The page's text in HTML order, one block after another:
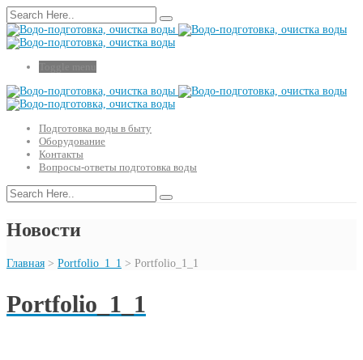
Подготовка воды в быту
Оборудование
Контакты
Вопросы-ответы подготовка воды
Новости
Главная > Portfolio_1_1 > Portfolio_1_1
Portfolio_1_1